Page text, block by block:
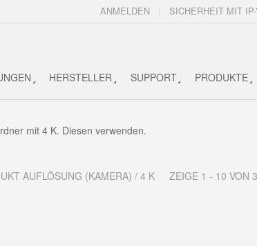
SICHERHEIT MIT
ANMELDEN
HERSTELLER SUPPORT PRODUKTE
mit 4 K. Diesen verwenden.
AUFLÖSUNG (KAMERA) / 4 K ZEIGE 1 - 10 VON